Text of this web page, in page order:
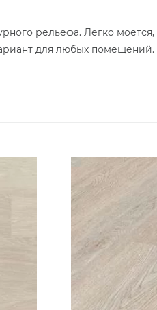
рельефа. Легко моется,
для любых помещений.